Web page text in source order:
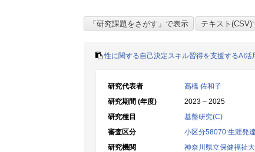
性に関する自己決定スキル習得を支援するAI
研究代表者
高橋 佐和子
研究期間 (年度)
2023 – 2025
研究種目
基盤研究(C)
審査区分
小区分58070:生涯発
研究機関
神奈川県立保健福祉